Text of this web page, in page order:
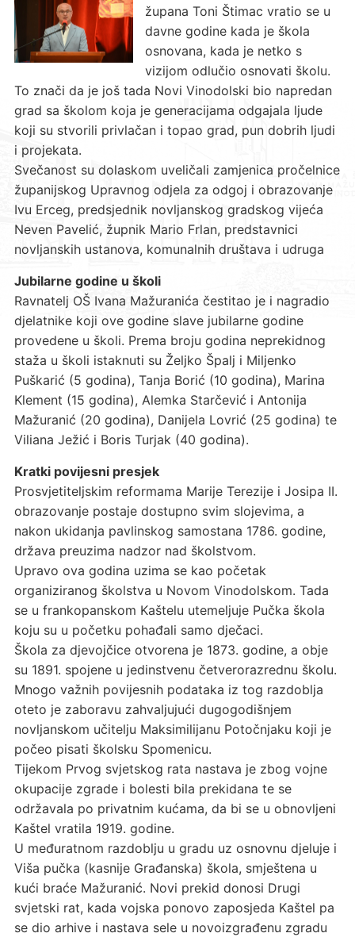
župana Toni Štimac vratio se u
davne godine kada je škola
osnovana, kada je netko s
vizijom odlučio osnovati školu.
To znači da je još tada Novi Vinodolski bio napredan
grad sa školom koja je generacijama odgajala ljude
koji su stvorili privlačan i topao grad, pun dobrih ljudi
i projekata.
Svečanost su dolaskom uveličali zamjenica pročelnice
županijskog Upravnog odjela za odgoj i obrazovanje
Ivu Erceg, predsjednik novljanskog gradskog vijeća
Neven Pavelić, župnik Mario Frlan, predstavnici
novljanskih ustanova, komunalnih društava i udruga
Jubilarne godine u školi
Ravnatelj OŠ Ivana Mažuranića čestitao je i nagradio
djelatnike koji ove godine slave jubilarne godine
provedene u školi. Prema broju godina neprekidnog
staža u školi istaknuti su Željko Špalj i Miljenko
Puškarić (5 godina), Tanja Borić (10 godina), Marina
Klement (15 godina), Alemka Starčević i Antonija
Mažuranić (20 godina), Danijela Lovrić (25 godina) te
Viliana Ježić i Boris Turjak (40 godina).
Kratki povijesni presjek
Prosvjetiteljskim reformama Marije Terezije i Josipa II.
obrazovanje postaje dostupno svim slojevima, a
nakon ukidanja pavlinskog samostana 1786. godine,
država preuzima nadzor nad školstvom.
Upravo ova godina uzima se kao početak
organiziranog školstva u Novom Vinodolskom. Tada
se u frankopanskom Kaštelu utemeljuje Pučka škola
koju su u početku pohađali samo dječaci.
Škola za djevojčice otvorena je 1873. godine, a obje
su 1891. spojene u jedinstvenu četverorazrednu školu.
Mnogo važnih povijesnih podataka iz tog razdoblja
oteto je zaboravu zahvaljujući dugogodišnjem
novljanskom učitelju Maksimilijanu Potočnjaku koji je
počeo pisati školsku Spomenicu.
Tijekom Prvog svjetskog rata nastava je zbog vojne
okupacije zgrade i bolesti bila prekidana te se
održavala po privatnim kućama, da bi se u obnovljeni
Kaštel vratila 1919. godine.
U međuratnom razdoblju u gradu uz osnovnu djeluje i
Viša pučka (kasnije Građanska) škola, smještena u
kući braće Mažuranić. Novi prekid donosi Drugi
svjetski rat, kada vojska ponovo zaposjeda Kaštel pa
se dio arhive i nastava sele u novoizgrađenu zgradu